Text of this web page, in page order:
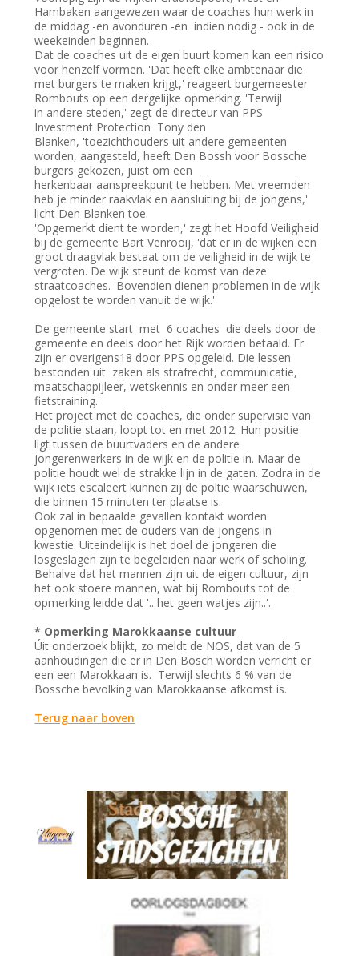
Hambaken aangewezen waar de coaches hun werk in
de middag -en avonduren -en indien nodig - ook in de
weekeinden beginnen.
Dat de coaches uit de eigen buurt komen kan een risico
voor henzelf vormen. 'Dat heeft elke ambtenaar die
met burgers te maken krijgt,' reageert burgemeester
Rombouts op een dergelijke opmerking. 'Terwijl
in andere steden,' zegt de directeur van PPS
Investment Protection Tony den
Blanken, 'toezichthouders uit andere gemeenten
worden, aangesteld, heeft Den Bossh voor Bossche
burgers gekozen, juist om een
herkenbaar aanspreekpunt te hebben. Met vreemden
heb je minder raakvlak en aansluiting bij de jongens,'
licht Den Blanken toe.
'Opgemerkt dient te worden,' zegt het Hoofd Veiligheid
bij de gemeente Bart Venrooij, 'dat er in de wijken een
groot draagvlak bestaat om de veiligheid in de wijk te
vergroten. De wijk steunt de komst van deze
straatcoaches. 'Bovendien dienen problemen in de wijk
opgelost te worden vanuit de wijk.'
De gemeente start met 6 coaches die deels door de
gemeente en deels door het Rijk worden betaald. Er
zijn er overigens18 door PPS opgeleid. Die lessen
bestonden uit zaken als strafrecht, communicatie,
maatschappijleer, wetskennis en onder meer een
fietstraining.
Het project met de coaches, die onder supervisie van
de politie staan, loopt tot en met 2012. Hun positie
ligt tussen de buurtvaders en de andere
jongerenwerkers in de wijk en de politie in. Maar de
politie houdt wel de strakke lijn in de gaten. Zodra in de
wijk iets escaleert kunnen zij de poltie waarschuwen,
die binnen 15 minuten ter plaatse is.
Ook zal in bepaalde gevallen kontakt worden
opgenomen met de ouders van de jongens in
kwestie. Uiteindelijk is het doel de jongeren die
losgeslagen zijn te begeleiden naar werk of scholing.
Behalve dat het mannen zijn uit de eigen cultuur, zijn
het ook stoere mannen, wat bij Rombouts tot de
opmerking leidde dat '.. het geen watjes zijn..'.
* Opmerking Marokkaanse cultuur
Úit onderzoek blijkt, zo meldt de NOS, dat van de 5
aanhoudingen die er in Den Bosch worden verricht er
een een Marokkaan is. Terwijl slechts 6 % van de
Bossche bevolking van Marokkaanse afkomst is.
Terug naar boven